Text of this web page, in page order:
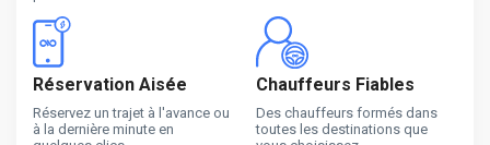
Réservation Aisée
Réservez un trajet à l'avance ou
à la dernière minute en
Chauffeurs Fiables
Des chauffeurs formés dans
toutes les destinations que